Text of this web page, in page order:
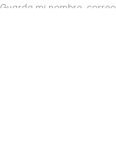
Guarda mi nombre, correo